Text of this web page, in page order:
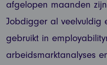
afgelopen maanden
Jobdigger al veelvuldig
gebruikt in
arbeidsmarktanalyses